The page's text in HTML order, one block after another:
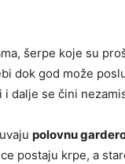
šerpe koje su
dok god može
i dalje se čini
polovnu
postaju krpe, a